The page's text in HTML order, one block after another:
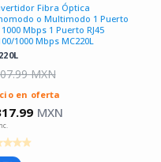
Fibra Óptica
o Multimodo 1 Puerto
1000 Mbps 1 Puerto RJ45
1000 Mbps MC220L
MXN
en oferta
MXN